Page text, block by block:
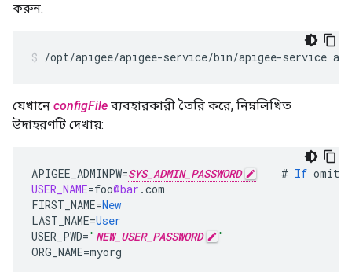
করুন:
/opt/apigee/apigee-service/bin/apigee-service
যেখানে configFile ব্যবহারকারী তৈরি করে, নিম্নলিখিত
উদাহরণটি দেখায়:
APIGEE_ADMINPW=SYS_ADMIN_PASSWORD # If
USER_NAME=foo@bar .com
FIRST_NAME=New
LAST_NAME=User
USER_PWD=" NEW_USER_PASSWORD
"
ORG_NAME=myorg